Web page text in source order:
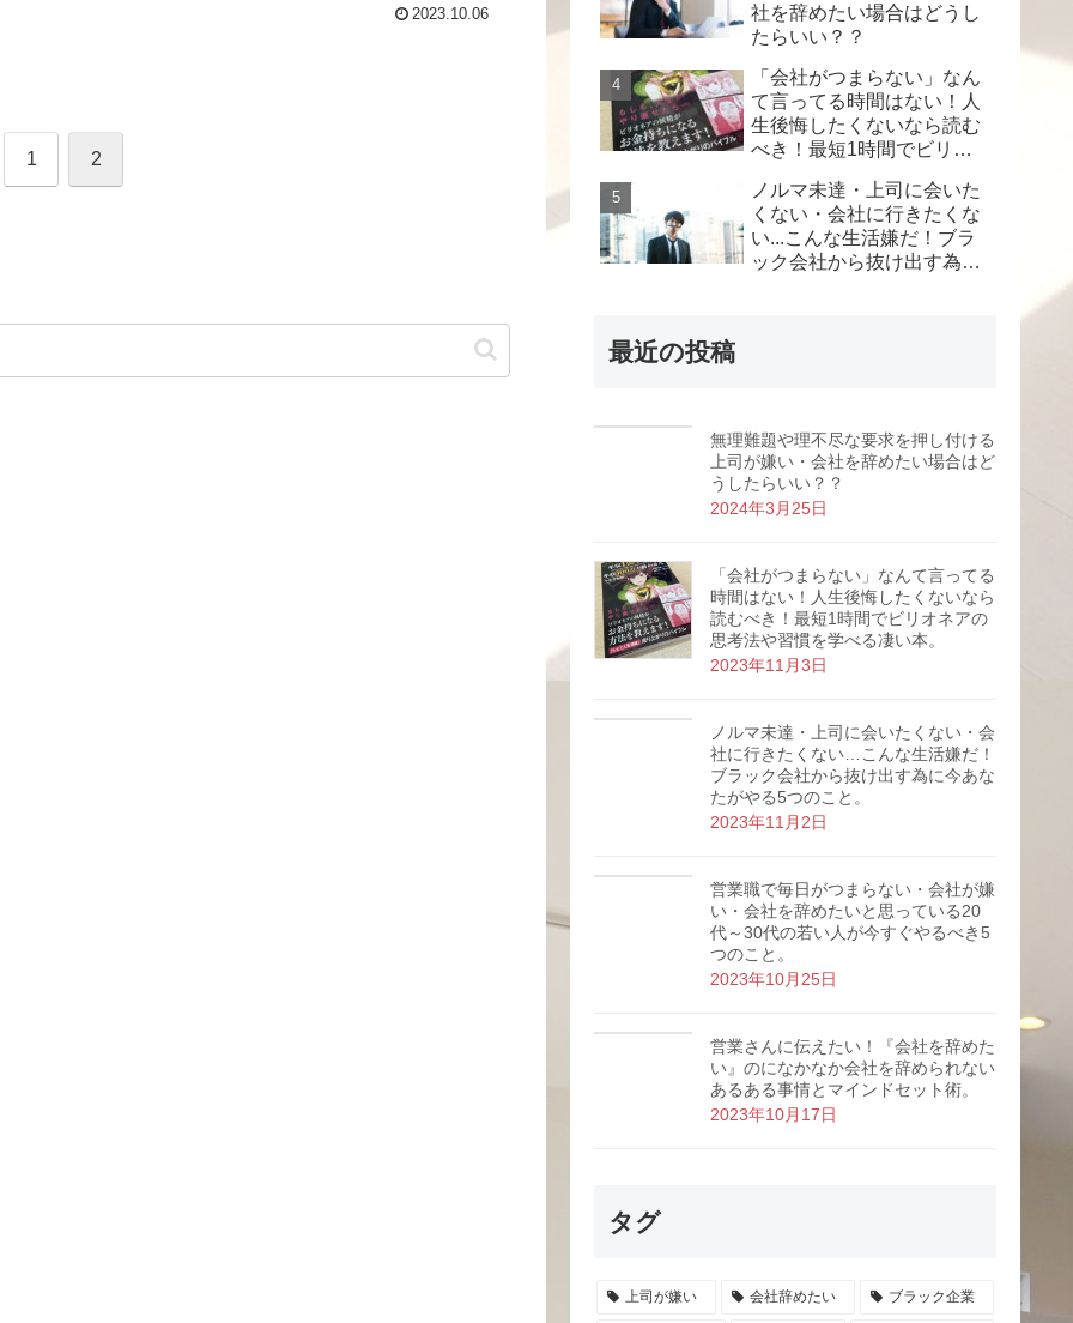
2023.10.06
1 2
社を辞めたい場合はどうし
たらいい？？
「会社がつまらない」なん
て言ってる時間はない！人
生後悔したくないなら読む
べき！最短1時間でビリオ
る凄い本。
ノルマ未達・上司に会いた
くない・会社に行きたくな
い...こんな生活嫌だ！ブラ
ック会社から抜け出す為に
最近の投稿
無理難題や理不尽な要求を押し付ける
上司が嫌い・会社を辞めたい場合はど
うしたらいい？？
2024年3月25日
「会社がつまらない」なんて言ってる
時間はない！人生後悔したくないなら
読むべき！最短1時間でビリオネアの
思考法や習慣を学べる凄い本。
2023年11月3日
ノルマ未達・上司に会いたくない・会
社に行きたくない…こんな生活嫌だ！
ブラック会社から抜け出す為に今あな
たがやる5つのこと。
2023年11月2日
営業職で毎日がつまらない・会社が嫌
い・会社を辞めたいと思っている20
代～30代の若い人が今すぐやるべき5
つのこと。
2023年10月25日
営業さんに伝えたい！『会社を辞めた
い』のになかなか会社を辞められない
あるある事情とマインドセット術。
2023年10月17日
タグ
上司が嫌い 会社辞めたい ブラック企業